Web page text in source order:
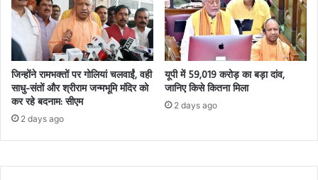
जिन्होंने रामभक्तों पर गोलियां चलवाईं, वही
साधु-संतों और श्रीराम जन्मभूमि मंदिर को
कर रहे बदनाम: सीएम
2 days ago
यूपी में 59,019 करोड़ का बड़ा दांव,
जानिए किसे कितना मिला
2 days ago